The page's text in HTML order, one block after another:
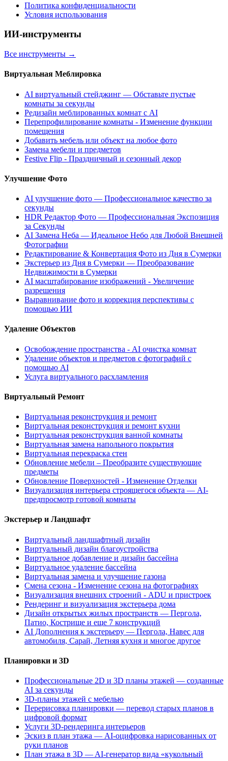
Политика конфиденциальности
Условия использования
ИИ-инструменты
Все инструменты →
Виртуальная Меблировка
AI виртуальный стейджинг — Обставьте пустые
комнаты за секунды
Редизайн меблированных комнат с AI
Перепрофилирование комнаты - Изменение функции
помещения
Добавить мебель или объект на любое фото
Замена мебели и предметов
Festive Flip - Праздничный и сезонный декор
Улучшение Фото
AI улучшение фото — Профессиональное качество за
секунды
HDR Редактор Фото — Профессиональная Экспозиция
за Секунды
AI Замена Неба — Идеальное Небо для Любой Внешней
Фотографии
Редактирование & Конвертация Фото из Дня в Сумерки
Экстерьер из Дня в Сумерки — Преобразование
Недвижимости в Сумерки
AI масштабирование изображений - Увеличение
разрешения
Выравнивание фото и коррекция перспективы с
помощью ИИ
Удаление Объектов
Освобождение пространства - AI очистка комнат
Удаление объектов и предметов с фотографий с
помощью AI
Услуга виртуального расхламления
Виртуальный Ремонт
Виртуальная реконструкция и ремонт
Виртуальная реконструкция и ремонт кухни
Виртуальная реконструкция ванной комнаты
Виртуальная замена напольного покрытия
Виртуальная перекраска стен
Обновление мебели – Преобразите существующие
предметы
Обновление Поверхностей - Изменение Отделки
Визуализация интерьера строящегося объекта — AI-
предпросмотр готовой комнаты
Экстерьер и Ландшафт
Виртуальный ландшафтный дизайн
Виртуальный дизайн благоустройства
Виртуальное добавление и дизайн бассейна
Виртуальное удаление бассейна
Виртуальная замена и улучшение газона
Смена сезона - Изменение сезона на фотографиях
Визуализация внешних строений - ADU и пристроек
Рендеринг и визуализация экстерьера дома
Дизайн открытых жилых пространств — Пергола,
Патио, Кострище и еще 7 конструкций
AI Дополнения к экстерьеру — Пергола, Навес для
автомобиля, Сарай, Летняя кухня и многое другое
Планировки и 3D
Профессиональные 2D и 3D планы этажей — созданные
AI за секунды
3D-планы этажей с мебелью
Перерисовка планировки — перевод старых планов в
цифровой формат
Услуги 3D-рендеринга интерьеров
Эскиз в план этажа — AI-оцифровка нарисованных от
руки планов
План этажа в 3D — AI-генератор вида «кукольный